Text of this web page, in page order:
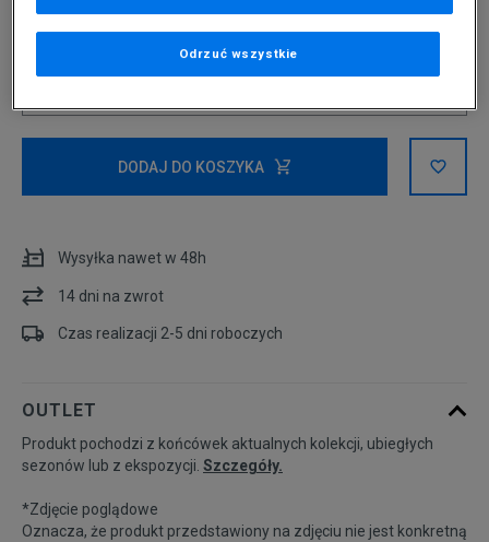
DODAJ DO KOSZYKA
Wysyłka nawet w 48h
14 dni na zwrot
Czas realizacji 2-5 dni roboczych
OUTLET
Produkt pochodzi z końcówek aktualnych kolekcji, ubiegłych
sezonów lub z ekspozycji. Szczegóły.
*Zdjęcie poglądowe
Oznacza, że produkt przedstawiony na zdjęciu nie jest konkretną
Odrzuć wszystkie